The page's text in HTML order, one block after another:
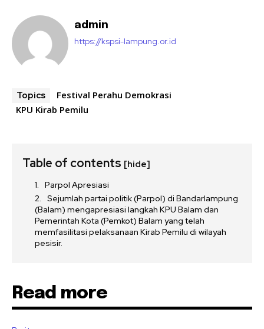
admin
https://kspsi-lampung.or.id
Topics
Festival Perahu Demokrasi
KPU Kirab Pemilu
Table of contents [hide]
Parpol Apresiasi
Sejumlah partai politik (Parpol) di Bandarlampung
(Balam) mengapresiasi langkah KPU Balam dan
Pemerintah Kota (Pemkot) Balam yang telah
memfasilitasi pelaksanaan Kirab Pemilu di wilayah
pesisir.
Read more